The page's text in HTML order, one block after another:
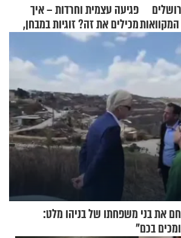
פגיעה עצמית וחרדות – איך
מכילים את זה? זוגיות במבחן,
הפעם עם יהודית ואלתר כהן
את בני משפחתו של בניהו מלט:
בכם"